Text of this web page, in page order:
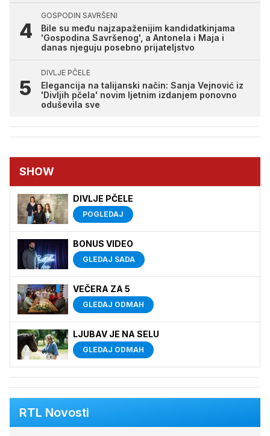
GOSPODIN SAVRŠENI
Bile su među najzapaženijim kandidatkinjama
'Gospodina Savršenog', a Antonela i Maja i
danas njeguju posebno prijateljstvo
DIVLJE PČELE
Elegancija na talijanski način: Sanja Vejnović iz
'Divljih pčela' novim ljetnim izdanjem ponovno
oduševila sve
SHOW
DIVLJE PČELE
POGLEDAJ
BONUS VIDEO
GLEDAJ SADA
VEČERA ZA 5
GLEDAJ ODMAH
LJUBAV JE NA SELU
GLEDAJ ODMAH
RTL Novosti